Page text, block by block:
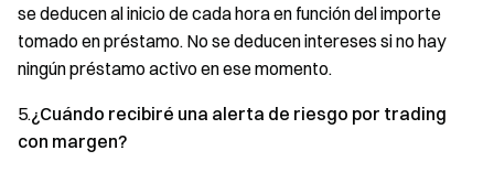
se deducen al inicio de cada hora en función del importe
tomado en préstamo. No se deducen intereses si no hay
ningún préstamo activo en ese momento.
5.¿Cuándo recibiré una alerta de riesgo por trading
con margen?